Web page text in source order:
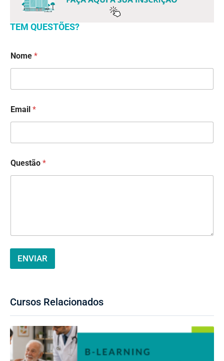
TEM QUESTÕES?
Nome *
Email *
o
m
o
m
l
Questão *
ENVIAR
Cursos Relacionados